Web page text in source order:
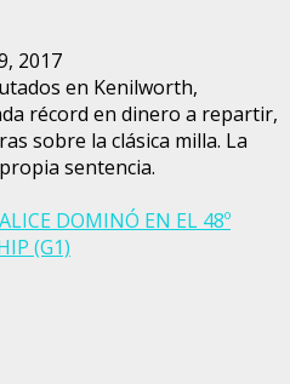
2017
en Kenilworth,
récord en dinero a repartir,
sobre la clásica milla. La
sentencia.
DOMINÓ EN EL 48º
(G1)